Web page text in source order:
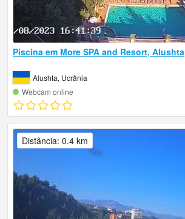
Piscina em More SPA and Resort, Alushta
Alushta, Ucrânia
Webcam online
Distância: 0.4 km